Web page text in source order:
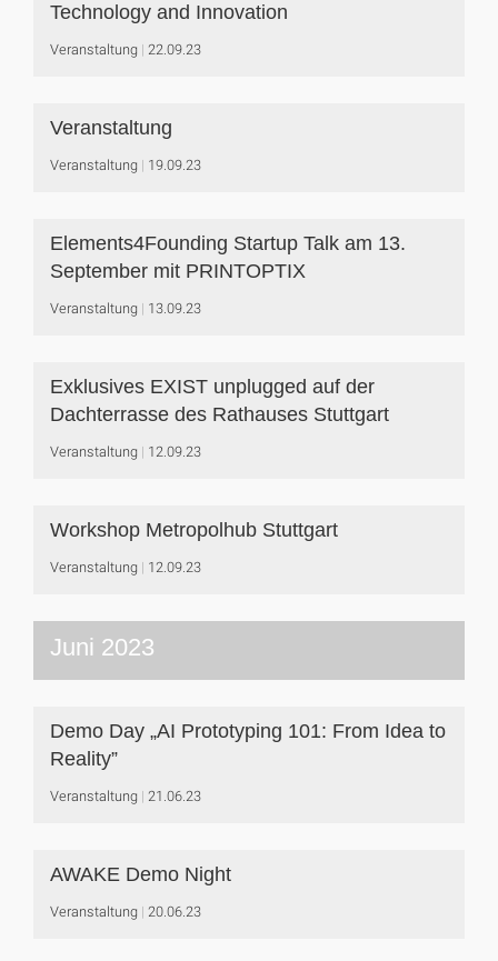
Technology and Innovation
Veranstaltung 22.09.23
Veranstaltung
Veranstaltung 19.09.23
Elements4Founding Startup Talk am 13.
September mit PRINTOPTIX
Veranstaltung 13.09.23
Exklusives EXIST unplugged auf der
Dachterrasse des Rathauses Stuttgart
Veranstaltung 12.09.23
Workshop Metropolhub Stuttgart
Veranstaltung 12.09.23
Juni 2023
Demo Day „AI Prototyping 101: From Idea to
Reality”
Veranstaltung 21.06.23
AWAKE Demo Night
Veranstaltung 20.06.23